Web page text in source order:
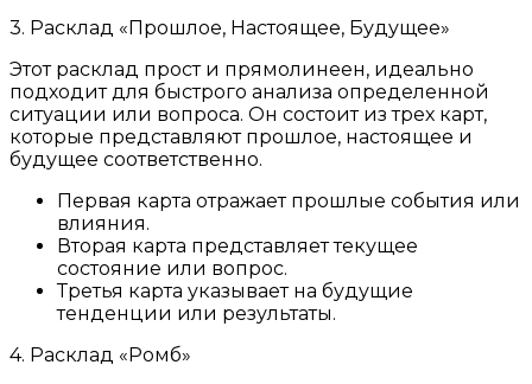
3. Расклад «Прошлое, Настоящее, Будущее»
Этот расклад прост и прямолинеен, идеально
подходит для быстрого анализа определенной
ситуации или вопроса. Он состоит из трех карт,
которые представляют прошлое, настоящее и
будущее соответственно.
Первая карта отражает прошлые события или
влияния.
Вторая карта представляет текущее
состояние или вопрос.
Третья карта указывает на будущие
тенденции или результаты.
4. Расклад «Ромб»